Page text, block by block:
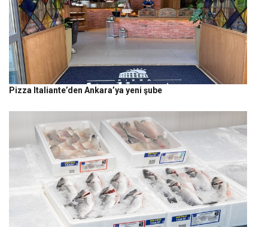
Pizza Italiante’den Ankara’ya yeni şube